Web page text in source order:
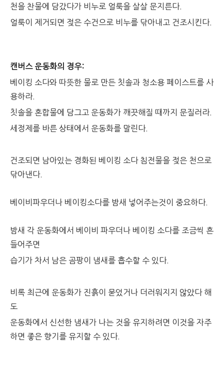
천을 찬물에 담갔다가 비누로 얼룩을 살살 문지른다.
얼룩이 제거되면 젖은 수건으로 비누를 닦아내고 건조시킨다.
캔버스 운동화의 경우:
베이킹 소다와 따뜻한 물로 만든 칫솔과 청소용 페이스트를 사
용하라.
칫솔을 혼합물에 담그고 운동화가 깨끗해질 때까지 문질러라.
세정제를 바른 상태에서 운동화를 말린다.
건조되면 남아있는 경화된 베이킹 소다 침전물을 젖은 천으로
닦아낸다.
베이비파우더나 베이킹소다를 밤새 넣어주는것이 중요하다.
밤새 각 운동화에서 베이비 파우더나 베이킹 소다를 조금씩 흔
들어주면
습기가 차서 남은 곰팡이 냄새를 흡수할 수 있다.
비록 최근에 운동화가 진흙이 묻었거나 더러워지지 않았다 해
도
운동화에서 신선한 냄새가 나는 것을 유지하려면 이것을 자주
하면 좋은 향기를 유지할 수 있다.